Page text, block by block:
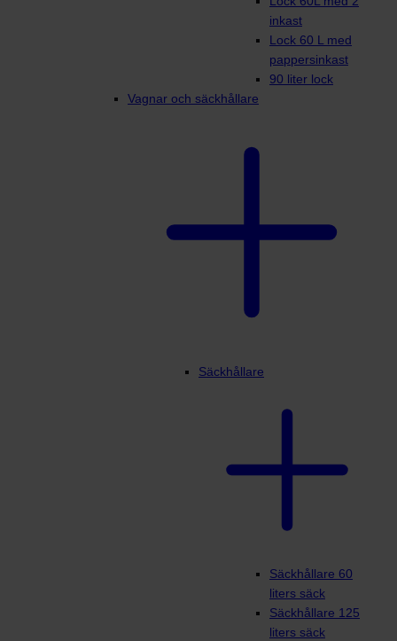
inkast
Lock 60 L med
pappersinkast
90 liter lock
Vagnar och säckhållare
Säckhållare
Säckhållare 60
liters säck
Säckhållare 125
liters säck